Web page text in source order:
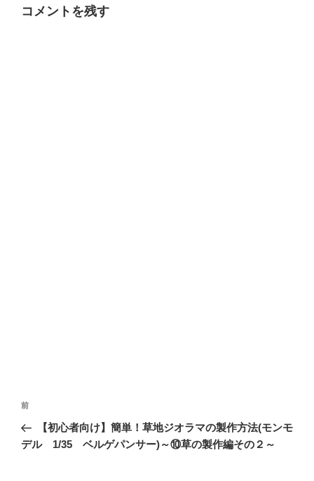
コメントを残す
投
ナ
前
の
投
前
【初心者向け】簡単！草地ジオラマの製作方法(モンモ
デル 1/35 ベルゲパンサー)～⑩草の製作編その２～